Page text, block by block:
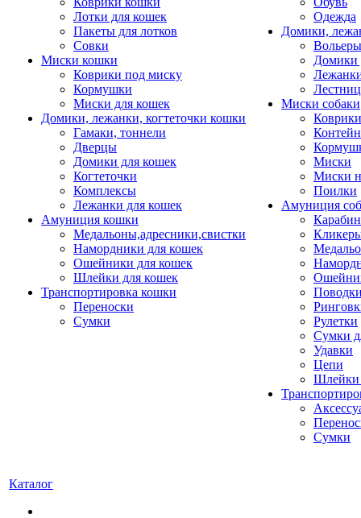
Лотки для кошек
Пакеты для лотков
Совки
Миски кошки
Коврики под миску
Кормушки
Миски для кошек
Домики, лежанки, когтеточки кошки
Гамаки, тоннели
Дверцы
Домики для кошек
Когтеточки
Комплексы
Лежанки для кошек
Амуниция кошки
Медальоны,адресники,свистки
Намордники для кошек
Ошейники для кошек
Шлейки для кошек
Транспортировка кошки
Переноски
Сумки
Одежда
Домики,
Домики
Миски собаки
Миски
Миски
Поилки
Амуниция
Рулетки
Сумки
Удавки
Цепи
Шлейки
Сумки
Каталог